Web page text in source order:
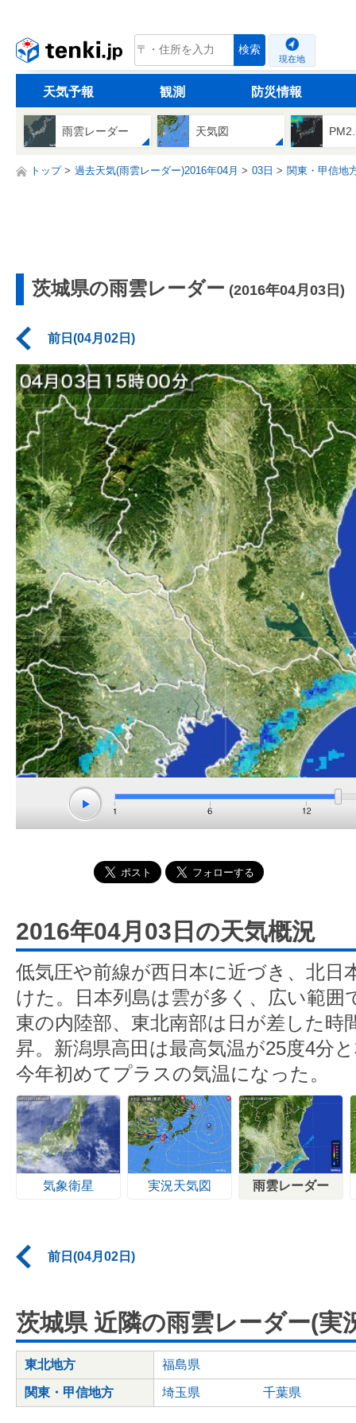
tenki.jp 検索
現在地
天気予報 観測 防災情報
雨雲レーダー 天気図
トップ 過去天気(雨雲レーダー)2016年04月 03日 関東・甲信地
茨城県の雨雲レーダー (2016年04月03日)
前日(04月02日)
2016年04月03日の天気概況
低気圧や前線が西日本に近づき、北日
けた。日本列島は雲が多く、広い範囲
東の内陸部、東北南部は日が差した時
昇。新潟県高田は最高気温が25度4分
今年初めてプラスの気温になった。
気象衛星 実況天気図 雨雲レーダー
前日(04月02日)
茨城県 近隣の雨雲レーダー(実
東北地方 福島県
関東・甲信地方 埼玉県 千葉県